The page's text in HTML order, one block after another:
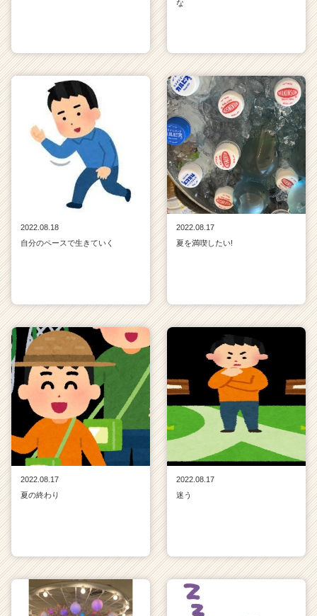
な
2022.08.18
自分のペースで生きていく
2022.08.17
夏を満喫したい!
2022.08.17
夏の終わり
2022.08.17
迷う